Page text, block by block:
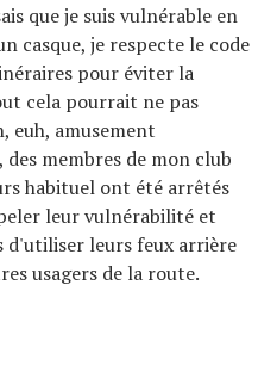
que je suis vulnérable en
casque, je respecte le code
pour éviter la
cela pourrait ne pas
euh, amusement
membres de mon club
habituel ont été arrêtés
leur vulnérabilité et
d'utiliser leurs feux arrière
usagers de la route.